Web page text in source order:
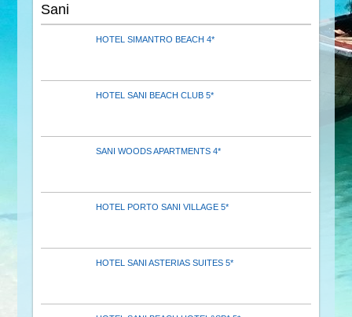
Sani
HOTEL SIMANTRO BEACH 4*
HOTEL SANI BEACH CLUB 5*
SANI WOODS APARTMENTS 4*
HOTEL PORTO SANI VILLAGE 5*
HOTEL SANI ASTERIAS SUITES 5*